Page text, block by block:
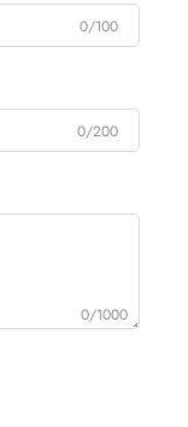
0/100
0/200
0/1000